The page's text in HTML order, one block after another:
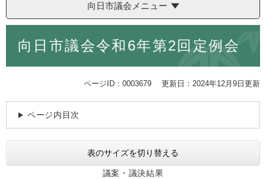
あり なし
文字サイズ 標準 拡大
白 黒 青
向日市議会メニュー
向日市議会令和6年第2回定例会
ページID：0003679 更新日：2024年12月9日更新
ページ内目次
表のサイズを切り替える
議案・議決結果